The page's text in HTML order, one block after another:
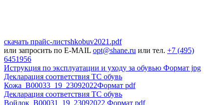
скачать прайс-листshkobuv2021 .pdf
или запросить по E-MAIL opt@shane.ru или тел. +7 (495)
6451956
Иструкция по эксплуатации и уходу за обувью Формат jpg
Декларация соответствия ТС обувь
Кожа_В00033_19_23092022Формат pdf
Декларация соответствия ТС обувь
Войлок_B00031_19_23092022 Формат pdf